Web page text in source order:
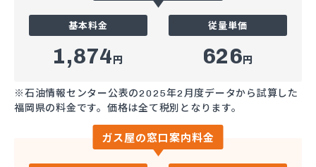
基本料金
1,874円
従量単価
626円
※石油情報センター公表の2025年2月度データから試算した
福岡県の料金です。価格は全て税別となります。
ガス屋の窓口案内料金